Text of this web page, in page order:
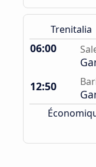
Trenitalia
06:00
12:50